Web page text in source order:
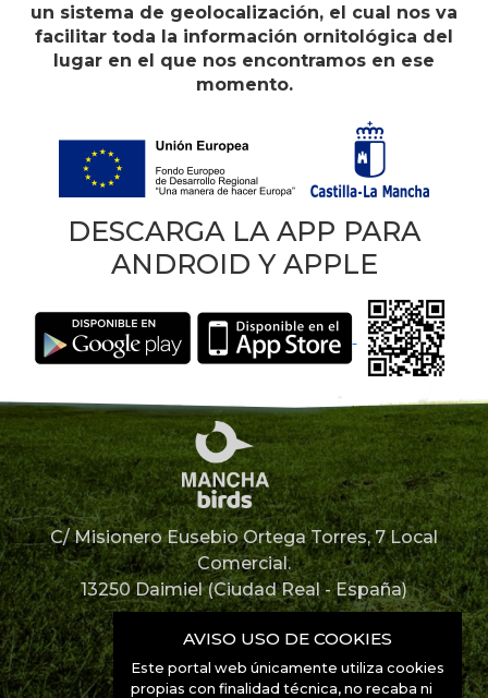
un sistema de geolocalización, el cual nos va
facilitar toda la información ornitológica del
lugar en el que nos encontramos en ese
momento.
DESCARGA LA APP PARA
ANDROID Y APPLE
C/ Misionero Eusebio Ortega Torres, 7 Local
Comercial.
13250 Daimiel (Ciudad Real - España)
926 85 12 67
926 85 52 49
AVISO USO DE COOKIES
Este portal web únicamente utiliza cookies
propias con finalidad técnica, no recaba ni